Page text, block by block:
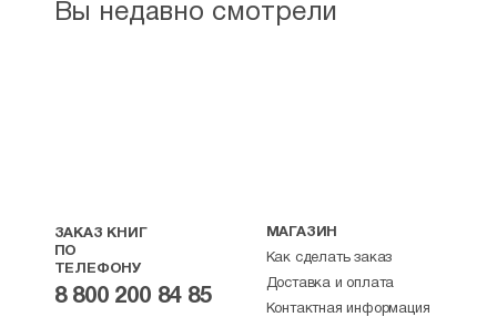
Вы недавно смотрели
ЗАКАЗ КНИГ
ПО
ТЕЛЕФОНУ
8 800 200 84 85
МАГАЗИН
Как сделать заказ
Доставка и оплата
Контактная информация